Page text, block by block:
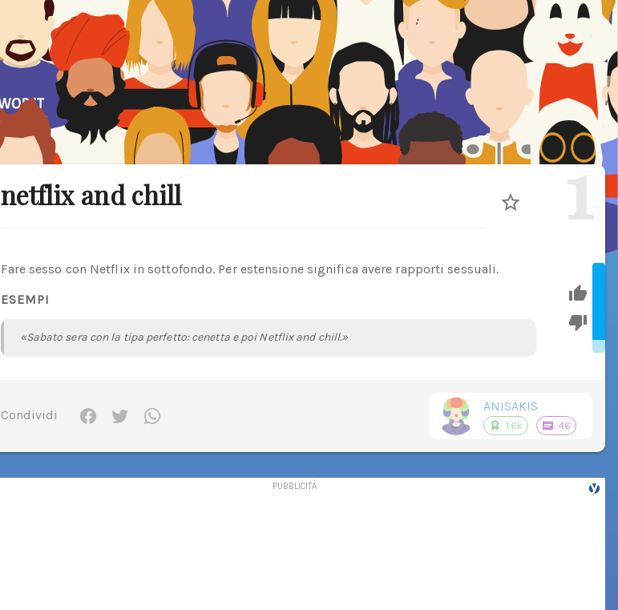
netflix and chill 1
Fare sesso con Netflix in sottofondo. Per estensione significa avere rapporti sessuali.
ESEMPI
«Sabato sera con la tipa perfetto: cenetta e poi Netflix and chill.»
Condividi
ANISAKIS
1.6k 46